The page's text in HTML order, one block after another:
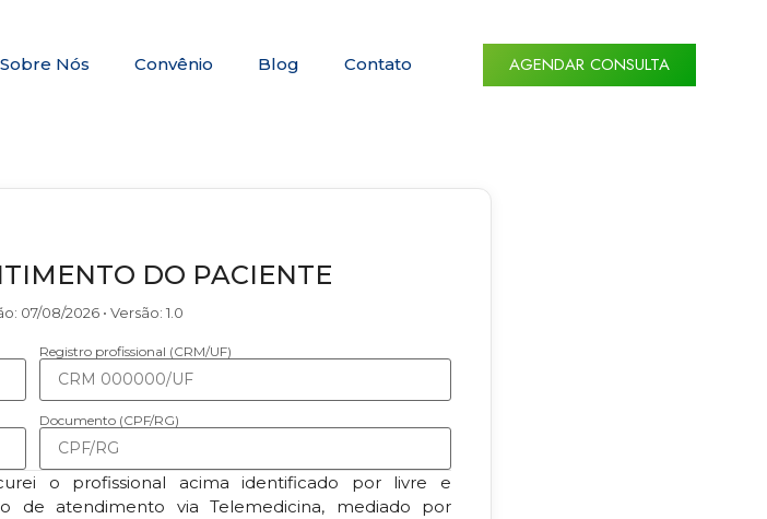
Sobre Nós Convênio Blog Contato AGENDAR CONSULTA
DO PACIENTE
07/08/2026• Versão: 1.0
Registro profissional (CRM/UF)
Documento (CPF/RG)
o profissional acima identificado por livre e
de atendimento via Telemedicina, mediado por